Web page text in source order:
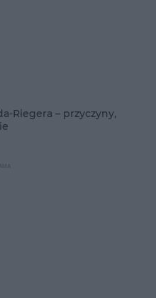
Riegera – przyczyny,